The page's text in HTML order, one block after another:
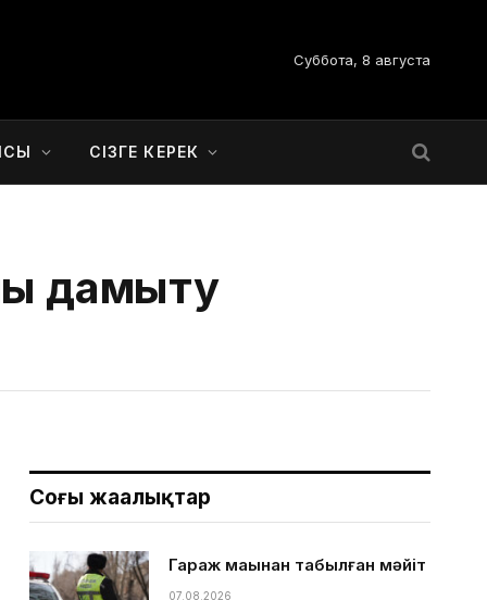
Суббота, 8 августа
СІЗГЕ КЕРЕК
дамыту
Соңғы жаңалықтар
Гараж маңынан табылған мәйіт
07.08.2026